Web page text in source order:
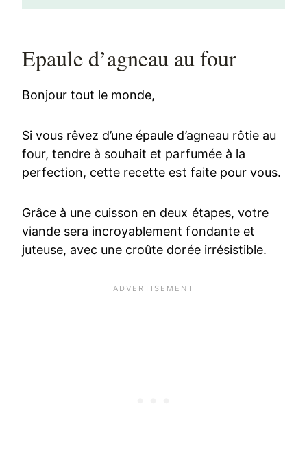
Epaule d’agneau au four
Bonjour tout le monde,
Si vous rêvez d’une épaule d’agneau rôtie au
four, tendre à souhait et parfumée à la
perfection, cette recette est faite pour vous.
Grâce à une cuisson en deux étapes, votre
viande sera incroyablement fondante et
juteuse, avec une croûte dorée irrésistible.